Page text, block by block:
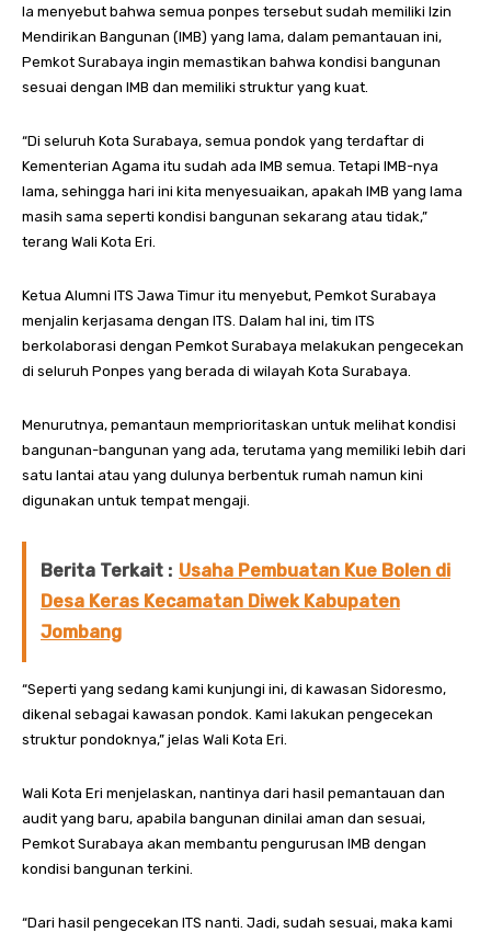
Ia menyebut bahwa semua ponpes tersebut sudah memiliki Izin
Mendirikan Bangunan (IMB) yang lama, dalam pemantauan ini,
Pemkot Surabaya ingin memastikan bahwa kondisi bangunan
sesuai dengan IMB dan memiliki struktur yang kuat.
“Di seluruh Kota Surabaya, semua pondok yang terdaftar di
Kementerian Agama itu sudah ada IMB semua. Tetapi IMB-nya
lama, sehingga hari ini kita menyesuaikan, apakah IMB yang lama
masih sama seperti kondisi bangunan sekarang atau tidak,”
terang Wali Kota Eri.
Ketua Alumni ITS Jawa Timur itu menyebut, Pemkot Surabaya
menjalin kerjasama dengan ITS. Dalam hal ini, tim ITS
berkolaborasi dengan Pemkot Surabaya melakukan pengecekan
di seluruh Ponpes yang berada di wilayah Kota Surabaya.
Menurutnya, pemantaun memprioritaskan untuk melihat kondisi
bangunan-bangunan yang ada, terutama yang memiliki lebih dari
satu lantai atau yang dulunya berbentuk rumah namun kini
digunakan untuk tempat mengaji.
Berita Terkait : Usaha Pembuatan Kue Bolen di
Desa Keras Kecamatan Diwek Kabupaten
Jombang
“Seperti yang sedang kami kunjungi ini, di kawasan Sidoresmo,
dikenal sebagai kawasan pondok. Kami lakukan pengecekan
struktur pondoknya,” jelas Wali Kota Eri.
Wali Kota Eri menjelaskan, nantinya dari hasil pemantauan dan
audit yang baru, apabila bangunan dinilai aman dan sesuai,
Pemkot Surabaya akan membantu pengurusan IMB dengan
kondisi bangunan terkini.
“Dari hasil pengecekan ITS nanti. Jadi, sudah sesuai, maka kami